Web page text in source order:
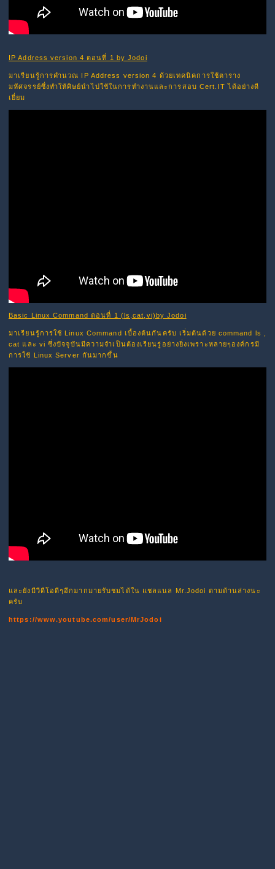
IP Address version 4 ตอนที่ 1 by Jodoi
มาเรียนรู้การคำนวณ IP Address version 4 ด้วยเทคนิคการใช้ตาราง
มหัศจรรย์ซึ่งทำให้ศิษย์นำไปใช้ในการทำงานและการสอบ Cert.IT ได้อย่างดี
เยี่ยม
Basic Linux Command ตอนที่ 1 (ls,cat,vi)by Jodoi
มาเรียนรู้การใช้ Linux Command เบื้องต้นกันครับ เริ่มต้นด้วย command ls ,
cat และ vi ซึ่งปัจจุบันมีความจำเป็นต้องเรียนรู่อย่างยิ่งเพราะหลายๆองค์กรมี
การใช้ Linux Server กันมากขึ้น
และยังมีวีดีโอดีๆอีกมากมายรับชมได้ใน แชลแนล Mr.Jodoi ตามด้านล่างนะ
ครับ
https://www.youtube.com/user/MrJodoi